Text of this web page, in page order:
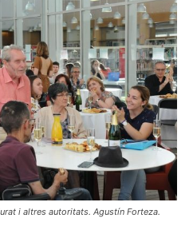
i altres autoritats. Agustín Forteza.